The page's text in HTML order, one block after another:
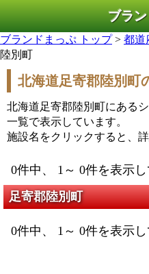
ブラ
ブランドまっぷ トップ> 都道
陸別町
北海道足寄郡陸別町
北海道足寄郡陸別町にある
一覧で表示しています。
施設名をクリックすると、
0件中、 1～ 0件を表示し
足寄郡陸別町
0件中、 1～ 0件を表示し